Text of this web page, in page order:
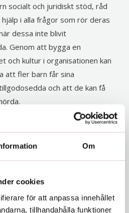
Om
cookies
för att anpassa innehållet
tillhandahålla funktioner
socialt och juridiskt stöd, råd
i alla frågor som rör deras
dessa inte blivit
Genom att bygga en
och kultur i organisationen kan
att fler barn får sina
och att de kan få
forum för att ta del av
erfarenheter och där
ge barnen möjlighet
det egna hemmet bär på
av hur samhällsvården